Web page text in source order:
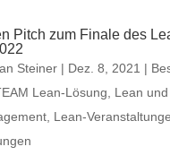
Pitch zum Finale des
Steiner| Dez. 8, 2021 |
Lean-Lösung
Lean und
, Lean-